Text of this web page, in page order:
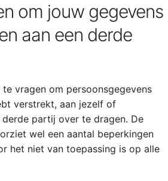
om jouw gegevens
aan een derde
vragen om persoonsgegevens
verstrekt, aan jezelf of
partij over te dragen. De
wel een aantal beperkingen
het niet van toepassing is op alle